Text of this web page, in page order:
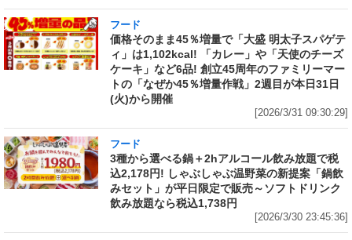
フード
価格そのまま45％増量で「大盛 明太子スパゲテ
ィ」は1,102kcal! 「カレー」や「天使のチーズ
ケーキ」など6品! 創立45周年のファミリーマー
トの「なぜか45％増量作戦」2週目が本日31日
(火)から開催
[2026/3/31 09:30:29]
フード
3種から選べる鍋＋2hアルコール飲み放題で税
込2,178円! しゃぶしゃぶ温野菜の新提案「鍋飲
みセット」が平日限定で販売～ソフトドリンク
飲み放題なら税込1,738円
[2026/3/30 23:45:36]